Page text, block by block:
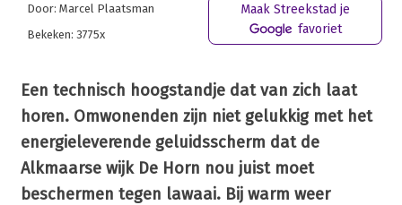
Door: Marcel Plaatsman
Bekeken: 3775x
Maak Streekstad je
favoriet
Een technisch hoogstandje dat van zich laat
horen. Omwonenden zijn niet gelukkig met het
energieleverende geluidsscherm dat de
Alkmaarse wijk De Horn nou juist moet
beschermen tegen lawaai. Bij warm weer